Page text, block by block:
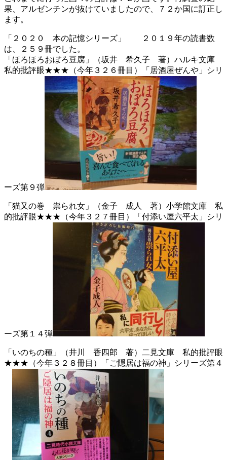
果、アルゼンチンが抜けていましたので、７２か国に訂正し
ます。
「２０２０ 本の記憶シリーズ」 ２０１９年の読書数
は、２５９冊でした。
「ほろほろおぼろ豆腐」（坂井 希久子 著）ハルキ文庫
私的批評眼★★★（今年３２６冊目）「居酒屋ぜんや」シリ
ーズ第９弾
「猫又の巻 祟られ女」（金子 成人 著）小学館文庫 私
的批評眼★★★（今年３２７冊目）「付添い屋六平太」シリ
ーズ第１４弾
「いのちの種」（井川 香四郎 著）二見文庫 私的批評眼
★★★（今年３２８冊目）「ご隠居は福の神」シリーズ第４